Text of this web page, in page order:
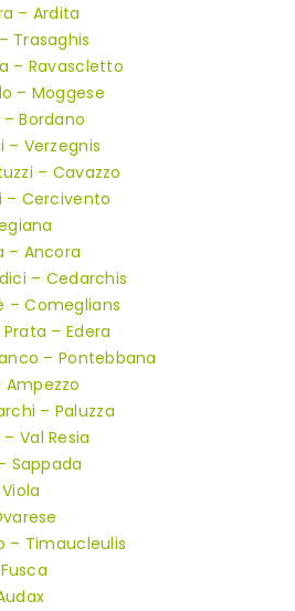
– Ardita
Trasaghis
– Ravascletto
– Moggese
Bordano
– Verzegnis
– Cavazzo
– Cercivento
– Ancora
– Cedarchis
– Comeglians
– Edera
– Pontebbana
– Paluzza
Val Resia
Sappada
– Timaucleulis